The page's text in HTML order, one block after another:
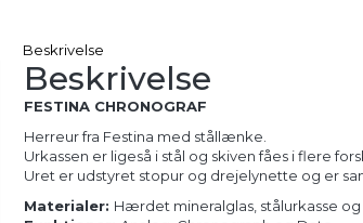
SKIVE
Vejl.
50%
Beskrivelse
Beskrivelse
FESTINA CHRONOGRAF
Herreur fra Festina med stållænke.
Urkassen er ligeså i stål og skiven fåes i flere
Uret er udstyret stopur og drejelynette og er
Materialer: Hærdet mineralglas, stålurkasse